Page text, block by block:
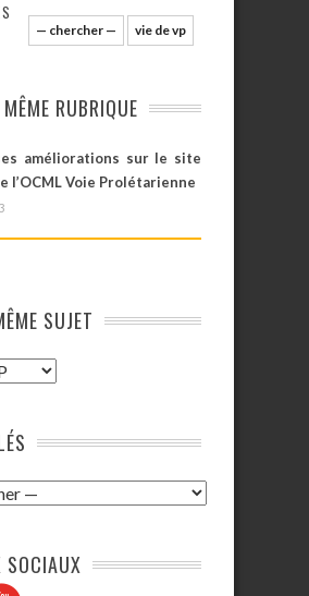
— chercher — vie de vp
RUBRIQUE
améliorations sur le site
l’OCML Voie Prolétarienne
SUJET
SOCIAUX